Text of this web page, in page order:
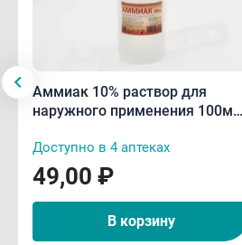
Аммиак 10% раствор для
наружного применения 100мл
Доступно в 4 аптеках
49,00 ₽
В корзину